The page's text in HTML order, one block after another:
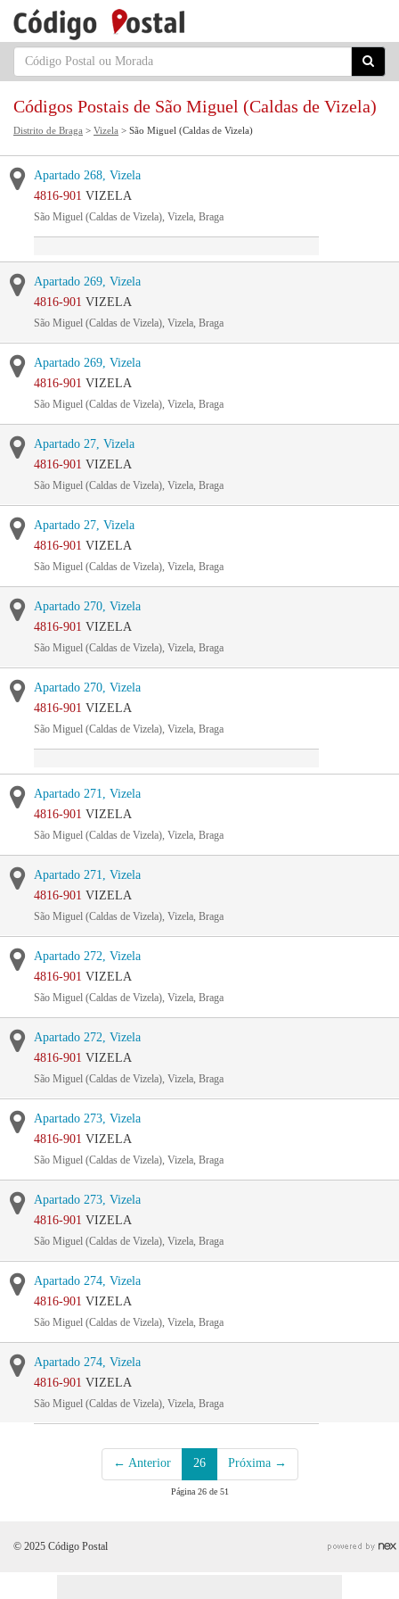
Códigos Postais de São Miguel (Caldas de Vizela)
Distrito de Braga > Vizela > São Miguel (Caldas de Vizela)
Apartado 268, Vizela
4816-901 VIZELA
São Miguel (Caldas de Vizela), Vizela, Braga
Apartado 269, Vizela
4816-901 VIZELA
São Miguel (Caldas de Vizela), Vizela, Braga
Apartado 269, Vizela
4816-901 VIZELA
São Miguel (Caldas de Vizela), Vizela, Braga
Apartado 27, Vizela
4816-901 VIZELA
São Miguel (Caldas de Vizela), Vizela, Braga
Apartado 27, Vizela
4816-901 VIZELA
São Miguel (Caldas de Vizela), Vizela, Braga
Apartado 270, Vizela
4816-901 VIZELA
São Miguel (Caldas de Vizela), Vizela, Braga
Apartado 270, Vizela
4816-901 VIZELA
São Miguel (Caldas de Vizela), Vizela, Braga
Apartado 271, Vizela
4816-901 VIZELA
São Miguel (Caldas de Vizela), Vizela, Braga
Apartado 271, Vizela
4816-901 VIZELA
São Miguel (Caldas de Vizela), Vizela, Braga
Apartado 272, Vizela
4816-901 VIZELA
São Miguel (Caldas de Vizela), Vizela, Braga
Apartado 272, Vizela
4816-901 VIZELA
São Miguel (Caldas de Vizela), Vizela, Braga
Apartado 273, Vizela
4816-901 VIZELA
São Miguel (Caldas de Vizela), Vizela, Braga
Apartado 273, Vizela
4816-901 VIZELA
São Miguel (Caldas de Vizela), Vizela, Braga
Apartado 274, Vizela
4816-901 VIZELA
São Miguel (Caldas de Vizela), Vizela, Braga
Apartado 274, Vizela
4816-901 VIZELA
São Miguel (Caldas de Vizela), Vizela, Braga
← Anterior 26 Próxima →
Página 26 de 51
© 2025 Código Postal